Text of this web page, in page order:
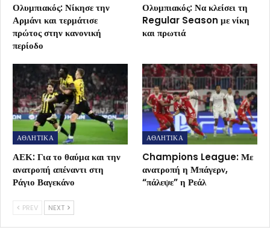
Ολυμπιακός: Νίκησε την
Αρμάνι και τερμάτισε
πρώτος στην κανονική
περίοδο
Ολυμπιακός: Να κλείσει τη
Regular Season με νίκη
και πρωτιά
ΑΘΛΗΤΙΚΑ
ΑΕΚ: Για το θαύμα και την
ανατροπή απέναντι στη
Ράγιο Βαγεκάνο
ΑΘΛΗΤΙΚΑ
Champions League: Με
ανατροπή η Μπάγερν,
“πάλεψε” η Ρεάλ
PREV NEXT